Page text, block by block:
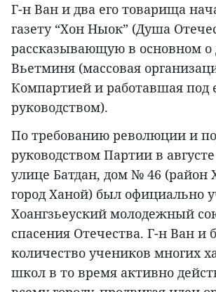
Г-н Ван и два его товарища
газету “Хон Ныок” (Душа
рассказывающую в основном о
Вьетминя (массовая
Компартией и работавшая под
руководством).
По требованию революции и
руководством Партии в
улице Батдан, дом № 46 (район
город Ханой) был официально
Хоангзьеуский молодежный
спасения Отечества. Г-н Ван и
количество учеников многих
школ в то время активно